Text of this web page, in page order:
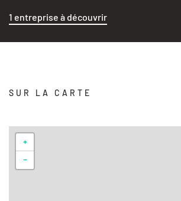
1 entreprise à découvrir
SUR LA CARTE
+
−